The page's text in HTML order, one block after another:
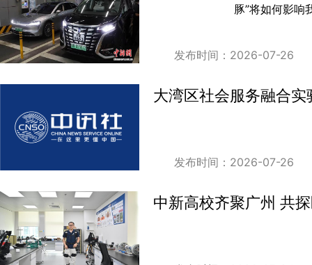
发布时间：2026-07-26
大湾区社会服务融合
发布时间：2026-07-26
中新高校齐聚广州 共
豚”将如何影响